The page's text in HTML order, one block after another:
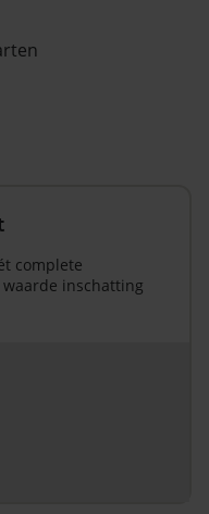
complete
inschatting